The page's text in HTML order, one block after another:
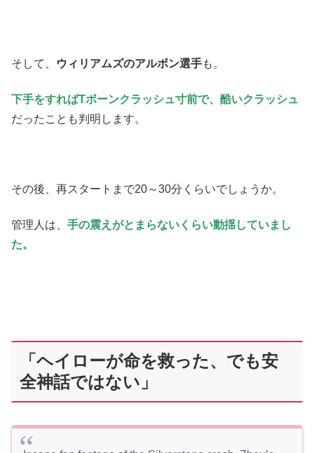
そして、 ウィリアムズのアルボン選手も。
下手をすればTボーンクラッシュ寸前で、酷いクラッシュ
だったことも判明します。
その後、再スタートまで20～30分くらいでしょうか。
管理人は、 手の震えがとまらないくらい動揺していまし
た。
「ヘイローが命を救った、でも安
全神話ではない」